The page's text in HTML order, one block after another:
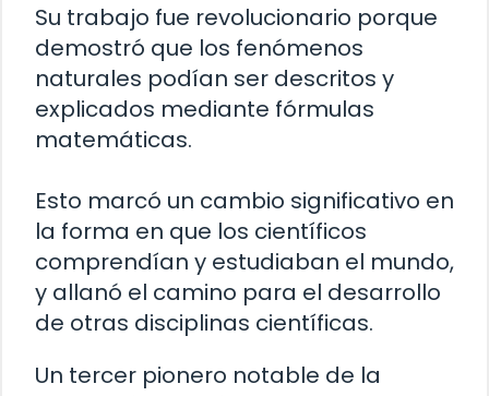
Su trabajo fue revolucionario porque
demostró que los fenómenos
naturales podían ser descritos y
explicados mediante fórmulas
matemáticas.
Esto marcó un cambio significativo en
la forma en que los científicos
comprendían y estudiaban el mundo,
y allanó el camino para el desarrollo
de otras disciplinas científicas.
Un tercer pionero notable de la